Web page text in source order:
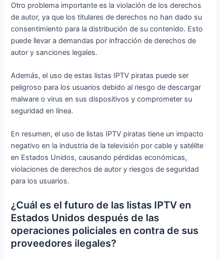
Otro problema importante es la violación de los derechos
de autor, ya que los titulares de derechos no han dado su
consentimiento para la distribución de su contenido. Esto
puede llevar a demandas por infracción de derechos de
autor y sanciones legales.
Además, el uso de estas listas IPTV piratas puede ser
peligroso para los usuarios debido al riesgo de descargar
malware o virus en sus dispositivos y comprometer su
seguridad en línea.
En resumen, el uso de listas IPTV piratas tiene un impacto
negativo en la industria de la televisión por cable y satélite
en Estados Unidos, causando pérdidas económicas,
violaciones de derechos de autor y riesgos de seguridad
para los usuarios.
¿Cuál es el futuro de las listas IPTV en
Estados Unidos después de las
operaciones policiales en contra de sus
proveedores ilegales?